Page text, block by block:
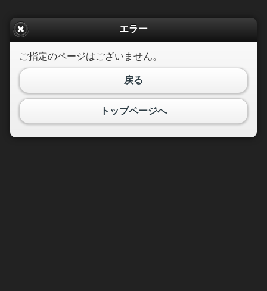
エラー
ご指定のページはございません。
戻る
トップページへ